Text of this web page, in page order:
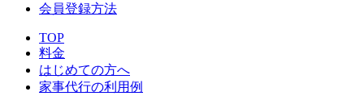
会員登録方法
TOP
料金
はじめての方へ
家事代行の利用例